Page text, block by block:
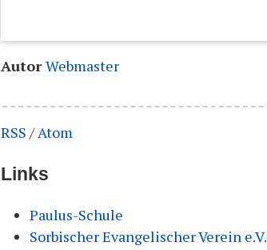
AutorWebmaster
RSS /Atom
Links
Paulus-Schule
Sorbischer Evangelischer Verein e.V.